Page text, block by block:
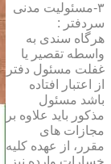
۳-مسئولیت مدنی
سردفتر :
هرگاه سندی به
واسطه تقصیر یا
غفلت مسئول دفتر
از اعتبار افتاده
باشد مسئول
مذکور باید علاوه بر
مجازات های
مقرر، از عهده کلیه